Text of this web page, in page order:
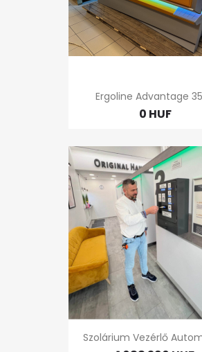
Ergoline Advantage
0 HUF
Szolárium Vezérlő